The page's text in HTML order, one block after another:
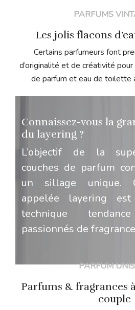
PARFUMS
Les jolis flacons
Certains parfumeurs font
d’originalité et de créativité
de parfum et eau de toilette
Connaissez-vous la
du layering ?
L’objectif de la
couches de parfum
un sillage unique.
appelée layering
technique
passionnés de
PARFUM
Parfums & fragrances
couple